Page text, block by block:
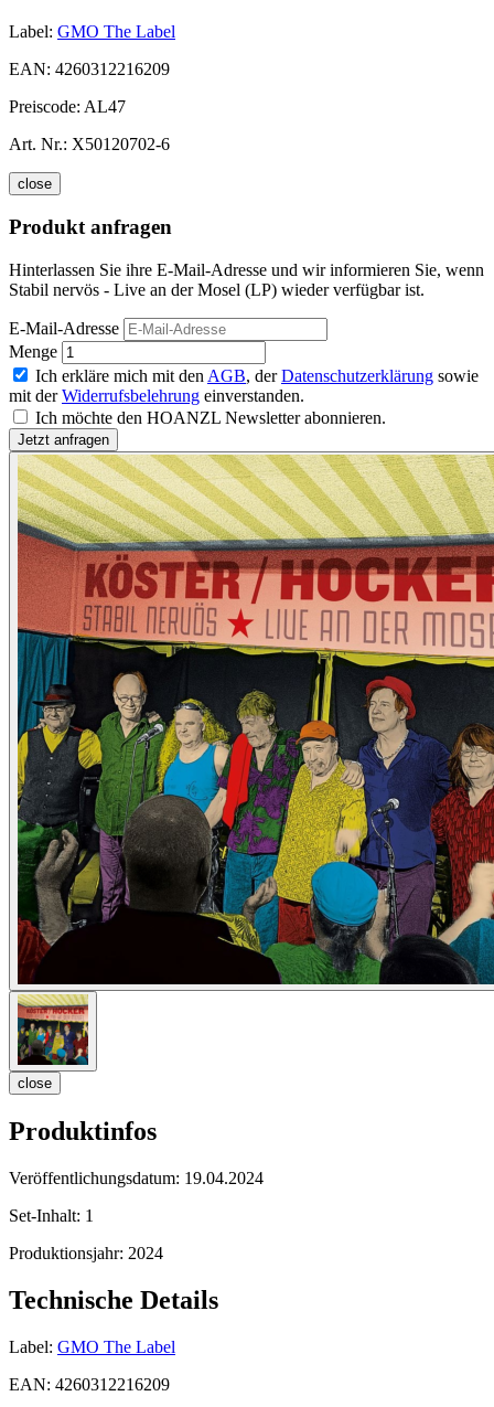
Label: GMO The Label
EAN: 4260312216209
Preiscode: AL47
Art. Nr.: X50120702-6
close
Produkt anfragen
Hinterlassen Sie ihre E-Mail-Adresse und wir informieren Sie, wenn
Stabil nervös - Live an der Mosel (LP) wieder verfügbar ist.
E-Mail-Adresse
Menge
Ich erkläre mich mit den AGB, derDatenschutzerklärung sowie
mit derWiderrufsbelehrung einverstanden.
Ich möchte den HOANZL Newsletter abonnieren.
close
Produktinfos
Veröffentlichungsdatum: 19.04.2024
Set-Inhalt: 1
Produktionsjahr: 2024
Technische Details
Label: GMO The Label
EAN: 4260312216209